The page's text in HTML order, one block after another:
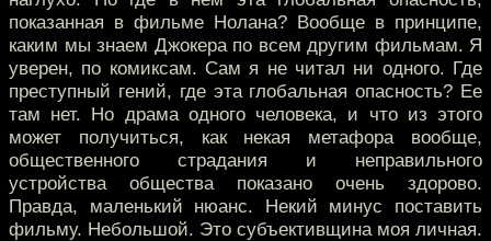
показанная в фильме Нолана? Вообще в принципе,
каким мы знаем Джокера по всем другим фильмам. Я
уверен, по комиксам. Сам я не читал ни одного. Где
преступный гений, где эта глобальная опасность? Ее
там нет. Но драма одного человека, и что из этого
может получиться, как некая метафора вообще,
общественного страдания и неправильного
устройства общества показано очень здорово.
Правда, маленький нюанс. Некий минус поставить
фильму. Небольшой. Это субъективщина моя личная.